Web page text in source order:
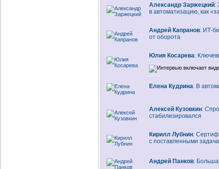
Александр Заржецкий:
в автоматизацию, как
Андрей Капранов: ИТ-
от оборота
Юлия Косарева:
Елена Кудрина: В
Алексей Кузовкин:
стабилизировался
Кирилл Лубнин:
с поставленными
Андрей Панков: